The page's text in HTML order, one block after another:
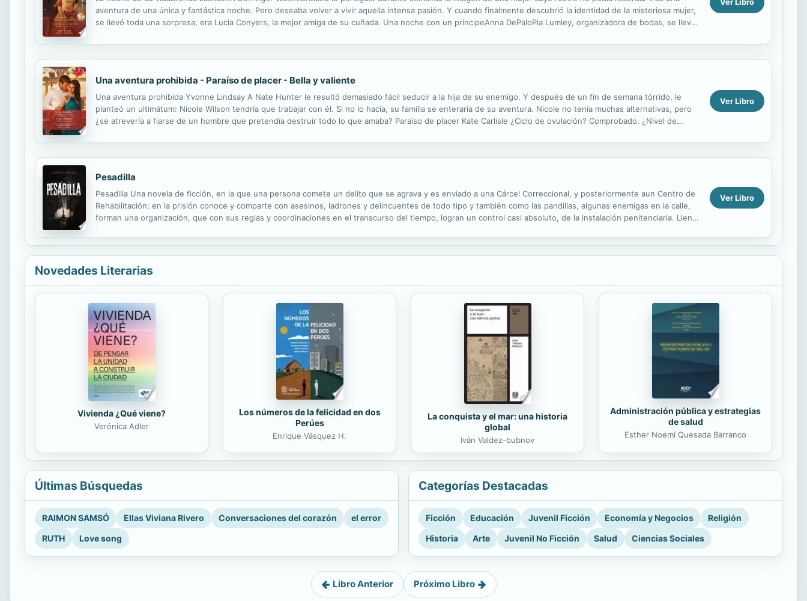
aventura de una única y fantástica noche. Pero deseaba volver a vivir aquella intensa pasión. Y cuando finalmente descubrió la identidad de la misteriosa mujer,
se llevó toda una sorpresa; era Lucia Conyers, la mejor amiga de su cuñada. Una noche con un príncipeAnna DePaloPia Lumley, organizadora de bodas, se llevó
Una aventura prohibida - Paraíso de placer - Bella y valiente
Una aventura prohibida Yvonne Lindsay A Nate Hunter le resultó demasiado fácil seducir a la hija de su enemigo. Y después de un fin de semana tórrido, le
planteó un ultimátum: Nicole Wilson tendría que trabajar con él. Si no lo hacía, su familia se enteraría de su aventura. Nicole no tenía muchas alternativas, pero
¿se atrevería a fiarse de un hombre que pretendía destruir todo lo que amaba? Paraíso de placer Kate Carlisle ¿Ciclo de ovulación? Comprobado. ¿Nivel de
Ver Libro
Pesadilla
Pesadilla Una novela de ficción, en la que una persona comete un delito que se agrava y es enviado a una Cárcel Correccional, y posteriormente aun Centro de
Rehabilitación; en la prisión conoce y comparte con asesinos, ladrones y delincuentes de todo tipo y también como las pandillas, algunas enemigas en la calle,
forman una organización, que con sus reglas y coordinaciones en el transcurso del tiempo, logran un control casi absoluto, de la instalación penitenciaria. Llena
Ver Libro
Novedades Literarias
Vivienda ¿Qué viene?
Verónica Adler
Los números de la felicidad en dos
Perúes
Enrique Vásquez H.
La conquista y el mar: una historia
global
Iván Valdez-bubnov
Administración pública y estrategias
de salud
Esther Noemí Quesada Barranco
Últimas Búsquedas
RAIMON SAMSÓ Ellas Viviana Rivero Conversaciones del corazón
el error
RUTH
Love song
Categorías Destacadas
Ficción Educación Juvenil Ficción Economía y Negocios
Religión
Historia
Arte Juvenil No Ficción Salud Ciencias Sociales
Libro Anterior Próximo Libro